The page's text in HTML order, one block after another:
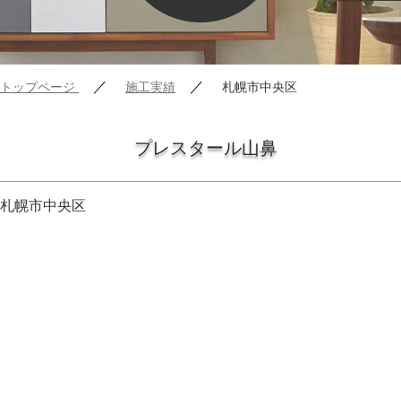
トップページ ／ 施工実績 ／ 札幌市中央区
プレスタール山鼻
札幌市中央区